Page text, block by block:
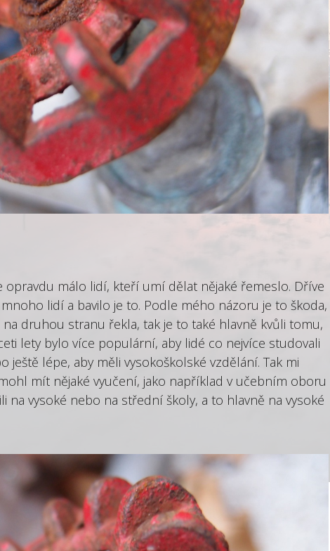
opravdu málo lidí, kteří umí dělat nějaké řemeslo. Dříve
lidí a bavilo je to. Podle mého názoru je to škoda,
druhou stranu řekla, tak je to také hlavně kvůli tomu,
lety bylo více populární, aby lidé co nejvíce studovali
ještě lépe, aby měli vysokoškolské vzdělání. Tak mi
mít nějaké vyučení, jako například v učebním oboru
na vysoké nebo na střední školy, a to hlavně na vysoké